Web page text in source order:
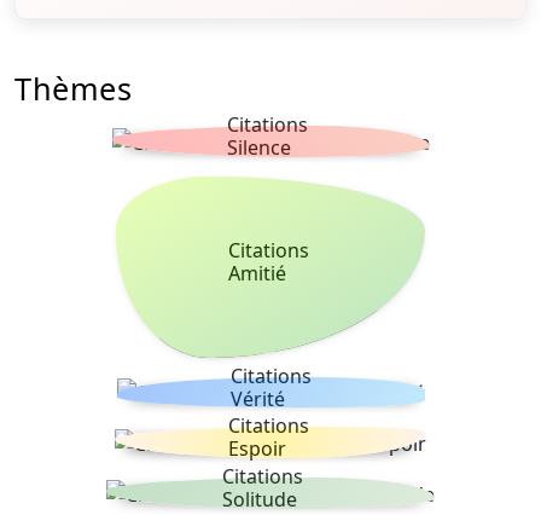
Thèmes
Citations
Silence
Citations
Amitié
Citations
Vérité
Citations
Espoir
Citations
Solitude